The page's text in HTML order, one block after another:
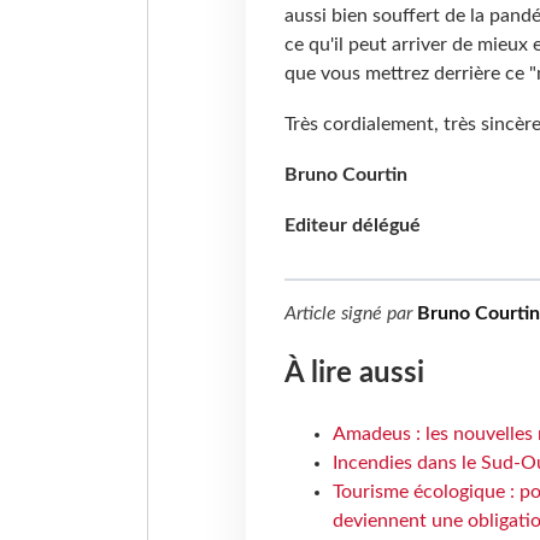
aussi bien souffert de la
ce qu'il peut arriver de mieux
que vous mettrez derrière ce
Très cordialement, très
Bruno Courtin
Editeur délégué
Article signé par Bruno Courtin
À lire aussi
Amadeus : les nouvelles
Incendies dans le Sud-
Tourisme écologique :
deviennent une